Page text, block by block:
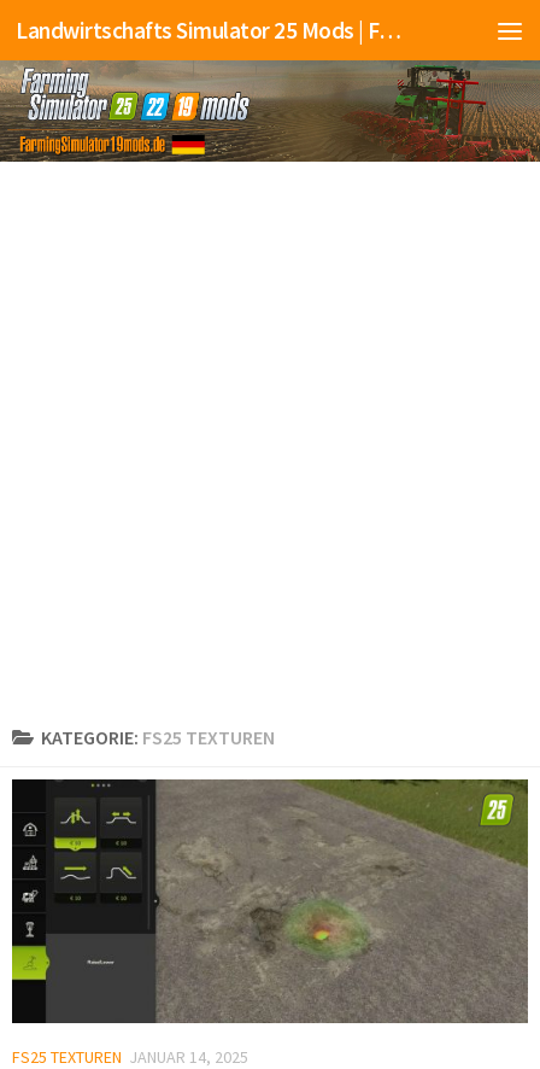
Landwirtschafts Simulator 25 Mods | Farming Simulator 25 Mods | FS25 Mods
KATEGORIE: FS25 TEXTUREN
FS25 TEXTUREN JANUAR 14, 2025